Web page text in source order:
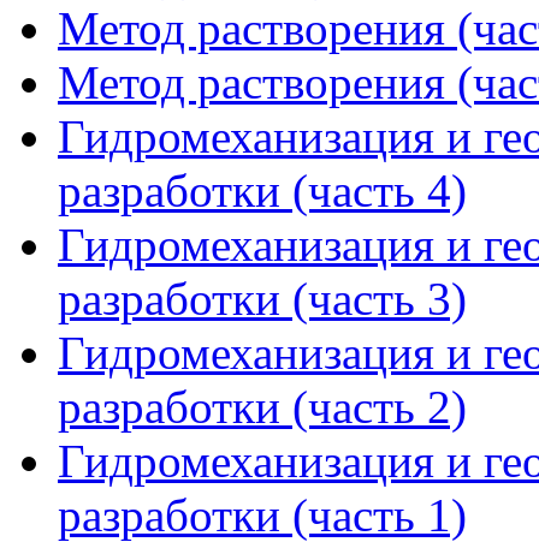
Метод растворения
Метод растворения
Гидромеханизация и
разработки (часть 4)
Гидромеханизация и
разработки (часть 3)
Гидромеханизация и
разработки (часть 2)
Гидромеханизация и
разработки (часть 1)